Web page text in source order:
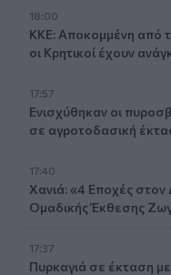
18:00
ΚΚΕ: Αποκομμένη από
οι Κρητικοί έχουν
17:57
Ενισχύθηκαν οι
σε αγροτοδασική
17:40
Χανιά: «4 Εποχές στον
Ομαδικής Έκθεσης
17:37
Πυρκαγιά σε έκταση